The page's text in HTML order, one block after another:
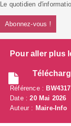
Le quotidien
Abonnez-vous !
Pour aller plus
Référence :
Date :20 Mai 2026
Auteur : Maire-Info